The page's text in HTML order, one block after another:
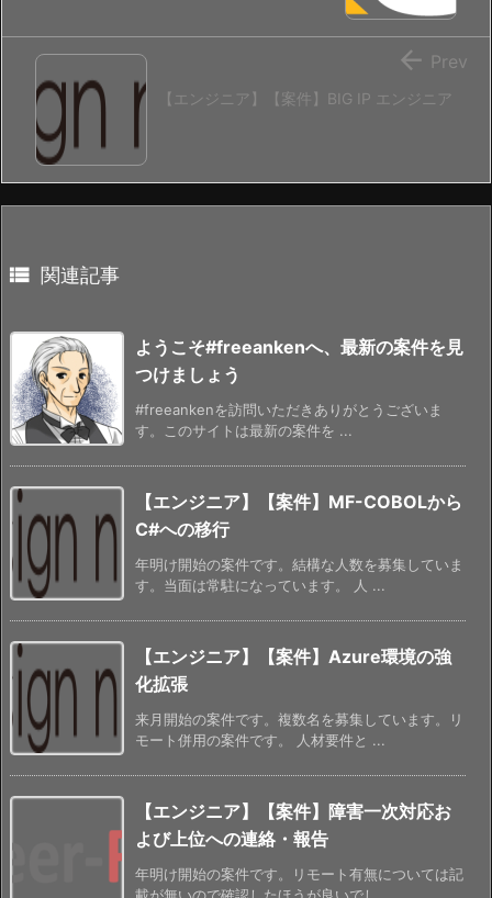
【エンジニア】【案件】BIG IP エンジニア
 Prev
 関連記事
ようこそ#freeankenへ、最新の案件を見
つけましょう
#freeankenを訪問いただきありがとうございま
す。このサイトは最新の案件を ...
【エンジニア】【案件】MF-COBOLから
C#への移行
年明け開始の案件です。結構な人数を募集していま
す。当面は常駐になっています。 人 ...
【エンジニア】【案件】Azure環境の強
化拡張
来月開始の案件です。複数名を募集しています。リ
モート併用の案件です。 人材要件と ...
【エンジニア】【案件】障害一次対応お
よび上位への連絡・報告
年明け開始の案件です。リモート有無については記